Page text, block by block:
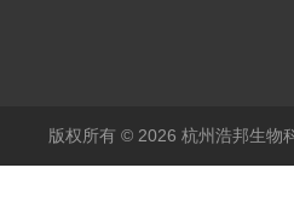
版权所有 © 2026 杭州浩邦生